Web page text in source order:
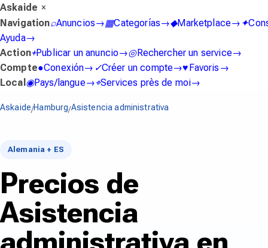
Askaide ×
Navigation⌕Anuncios→▦Categorías→◆Marketplace→ ✦
Ayuda→
Action+Publicar un anuncio→◎Rechercher un service→
Compte●Conexión→ ✓Créer un compte→♥ Favoris →
Local ◉Pays/langue→⌖Services près de moi→
Askaide/Hamburg/Asistencia administrativa
Alemania + ES
Precios de
Asistencia